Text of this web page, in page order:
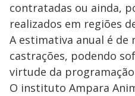
contratadas ou ainda,
realizados em regiões
A estimativa anual é de
castrações, podendo
virtude da
O instituto Ampara